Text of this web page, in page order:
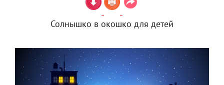
Солнышко в окошко для детей